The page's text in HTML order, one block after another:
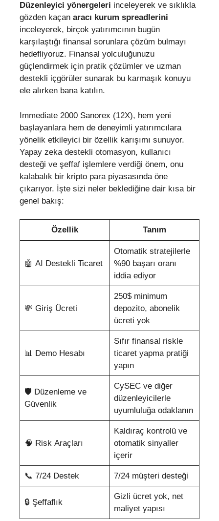
Düzenleyici yönergeleri inceleyerek ve sıklıkla
gözden kaçan aracı kurum spreadlerini
inceleyerek, birçok yatırımcının bugün
karşılaştığı finansal sorunlara çözüm bulmayı
hedefliyoruz. Finansal yolculuğunuzu
güçlendirmek için pratik çözümler ve uzman
destekli içgörüler sunarak bu karmaşık konuyu
ele alırken bana katılın.
Immediate 2000 Sanorex (12X), hem yeni
başlayanlara hem de deneyimli yatırımcılara
yönelik etkileyici bir özellik karışımı sunuyor.
Yapay zeka destekli otomasyon, kullanıcı
desteği ve şeffaf işlemlere verdiği önem, onu
kalabalık bir kripto para piyasasında öne
çıkarıyor. İşte sizi neler beklediğine dair kısa bir
genel bakış:
Özellik Tanım
🤖 AI Destekli Ticaret
Otomatik stratejilerle
%90 başarı oranı
iddia ediyor
💸 Giriş Ücreti
250$ minimum
depozito, abonelik
ücreti yok
📊 Demo Hesabı
Sıfır finansal riskle
ticaret yapma pratiği
yapın
🛡️ Düzenleme ve
Güvenlik
CySEC ve diğer
düzenleyicilerle
uyumluluğa odaklanın
🧠 Risk Araçları
Kaldıraç kontrolü ve
otomatik sinyaller
içerir
📞 7/24 Destek 7/24 müşteri desteği
🔒 Şeffaflık
Gizli ücret yok, net
maliyet yapısı